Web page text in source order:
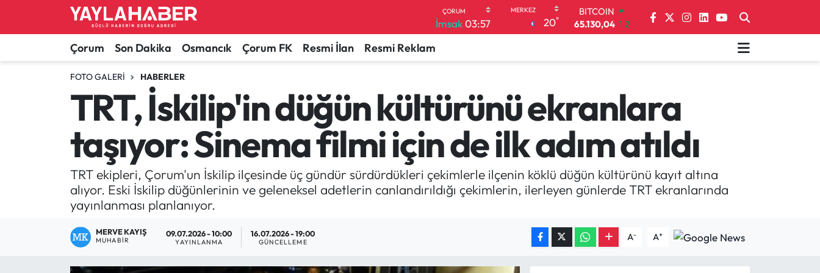
İmsak03:57 20°
DOLAR
47,7436 0.18
EURO
6648.99 2.59
BİST100
BITCOIN
1.2
Çorum Son Dakika Osmancık Çorum FK Resmi İlan Resmi Reklam
FOTO GALERI HABERLER
TRT, İskilip'in düğün kültürünü ekranlara
taşıyor: Sinema filmi için de ilk adım atıldı
TRT ekipleri, Çorum'un İskilip ilçesinde üç gündür sürdürdükleri çekimlerle ilçenin köklü düğün kültürünü kayıt altına
alıyor. Eski İskilip düğünlerinin ve geleneksel adetlerin canlandırıldığı çekimlerin, ilerleyen günlerde TRT ekranlarında
yayınlanması planlanıyor.
MERVE KAYIŞ
MUHABIR
09.07.2026 - 10:00
YAYINLANMA
16.07.2026 - 19:00
GÜNCELLEME A- A+
Alaca Haberleri
Bayat Haberleri
Bilgi - Keşfet Haberleri
Bilim ve Teknoloji
Boğazkale Haberleri
Çorum Haberleri
Çorum Son Dakika Haberleri
Dodurga Haberleri
Çorum Nöbetçi Eczaneler
Çorum Hava Durumu
Çorum Namaz Vakitleri
Çorum Trafik Yoğunluk Haritası
TFF 1.Lig Puan Durumu ve Fikstür
Tüm Manşetler
Son Dakika Haberleri
Haber Arşivi